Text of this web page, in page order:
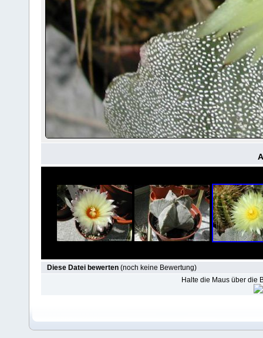
Diese Datei bewerten (noch keine Bewertung)
Halte die Maus über die